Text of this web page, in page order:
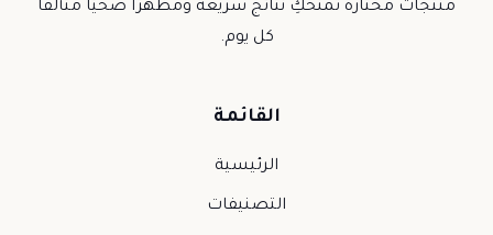
منتجات مختارة تمنحكِ نتائج سريعة ومظهرًا صحيًا متألقًا
كل يوم.
القائمة
الرئيسية
التصنيفات